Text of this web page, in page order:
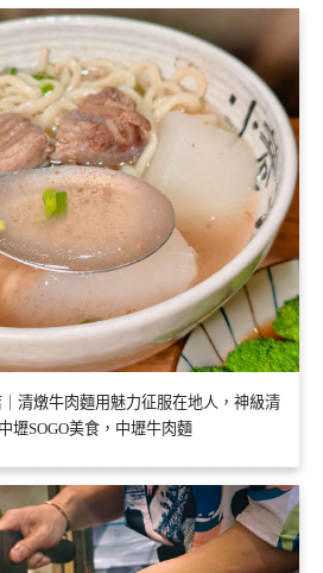
清燉牛肉麵用魅力征服在地人，神級清
壢SOGO美食，中壢牛肉麵